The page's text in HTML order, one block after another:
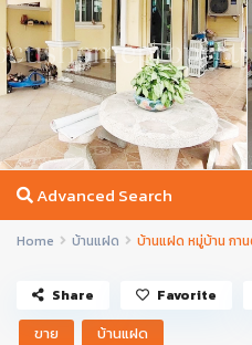
Advanced Search
Home บ้านแฝด บ้านแฝด หมู่บ้าน กา
ขาย บ้านแฝด
Share Favorite